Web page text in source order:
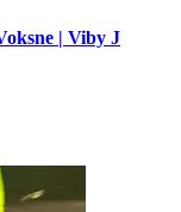
| Viby J